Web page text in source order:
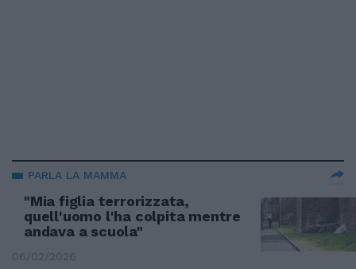
PARLA LA MAMMA
"Mia figlia terrorizzata,
quell'uomo l'ha colpita mentre
andava a scuola"
06/02/2026